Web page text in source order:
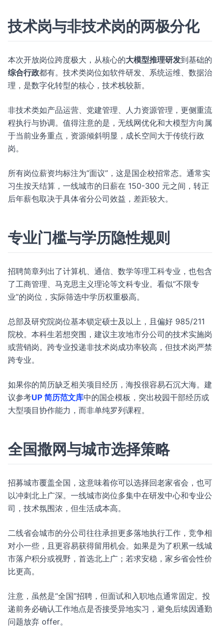
技术岗与非技术岗的两极分化
本次开放岗位跨度极大，从核心的大模型推理研发到基础的
综合行政都有。技术类岗位如软件研发、系统运维、数据治
理，是数字化转型的核心，技术栈较新。
非技术类如产品运营、党建管理、人力资源管理，更侧重流
程执行与协调。值得注意的是，无线网优化和大模型方向属
于当前业务重点，资源倾斜明显，成长空间大于传统行政
岗。
所有岗位薪资均标注为“面议”，这是国企校招常态。通常实
习生按天结算，一线城市的日薪在 150-300 元之间，转正
后年薪包取决于具体省分公司效益，差距较大。
专业门槛与学历隐性规则
招聘简章列出了计算机、通信、数学等理工科专业，也包含
了工商管理、马克思主义理论等文科专业。看似“不限专
业”的岗位，实际筛选中学历权重极高。
总部及研究院岗位基本锁定硕士及以上，且偏好 985/211
院校。本科生若想突围，建议主攻地市分公司的技术实施岗
或营销岗。跨专业投递非技术岗成功率较高，但技术岗严禁
跨专业。
如果你的简历缺乏相关项目经历，海投很容易石沉大海。建
议参考UP 简历范文库中的国企模板，突出校园干部经历或
大型项目协作能力，而非单纯罗列课程。
全国撒网与城市选择策略
招募城市覆盖全国，这意味着你可以选择回老家省会，也可
以冲刺北上广深。一线城市岗位多集中在研发中心和专业公
司，技术氛围浓，但生活成本高。
二线省会城市的分公司往往承担更多落地执行工作，竞争相
对小一些，且更容易获得留用机会。如果是为了积累一线城
市落户积分或视野，首选北上广；若求安稳，家乡省会性价
比更高。
注意，虽然是“全国”招聘，但面试和入职地点通常固定。投
递前务必确认工作地点是否接受异地实习，避免后续因通勤
问题放弃 offer。